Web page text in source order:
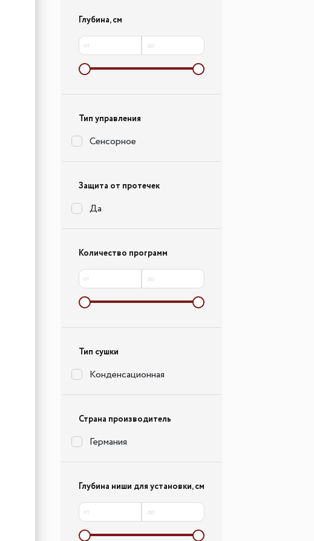
Глубина, см
от до
Тип управления
Сенсорное
Защита от протечек
Да
Количество программ
от до
Тип сушки
Конденсационная
Страна производитель
Германия
Глубина ниши для установки, см
от до